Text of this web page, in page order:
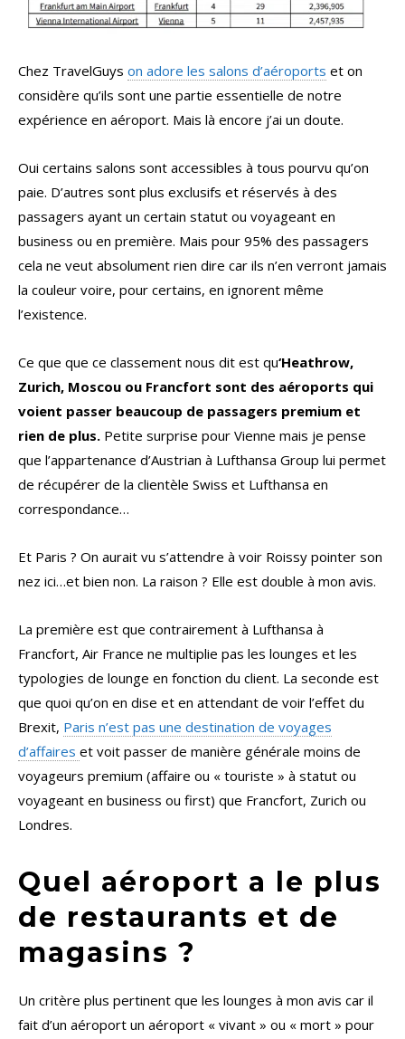
Chez TravelGuys on adore les salons d’aéroports et on
considère qu’ils sont une partie essentielle de notre
expérience en aéroport. Mais là encore j’ai un doute.
Oui certains salons sont accessibles à tous pourvu qu’on
paie. D’autres sont plus exclusifs et réservés à des
passagers ayant un certain statut ou voyageant en
business ou en première. Mais pour 95% des passagers
cela ne veut absolument rien dire car ils n’en verront jamais
la couleur voire, pour certains, en ignorent même
l’existence.
Ce que que ce classement nous dit est qu‘Heathrow,
Zurich, Moscou ou Francfort sont des aéroports qui
voient passer beaucoup de passagers premium et
rien de plus. Petite surprise pour Vienne mais je pense
que l’appartenance d’Austrian à Lufthansa Group lui permet
de récupérer de la clientèle Swiss et Lufthansa en
correspondance…
Et Paris ? On aurait vu s’attendre à voir Roissy pointer son
nez ici…et bien non. La raison ? Elle est double à mon avis.
La première est que contrairement à Lufthansa à
Francfort, Air France ne multiplie pas les lounges et les
typologies de lounge en fonction du client. La seconde est
que quoi qu’on en dise et en attendant de voir l’effet du
Brexit, Paris n’est pas une destination de voyages
d’affaires et voit passer de manière générale moins de
voyageurs premium (affaire ou « touriste » à statut ou
voyageant en business ou first) que Francfort, Zurich ou
Londres.
Quel aéroport a le plus
de restaurants et de
magasins ?
Un critère plus pertinent que les lounges à mon avis car il
fait d’un aéroport un aéroport « vivant » ou « mort » pour